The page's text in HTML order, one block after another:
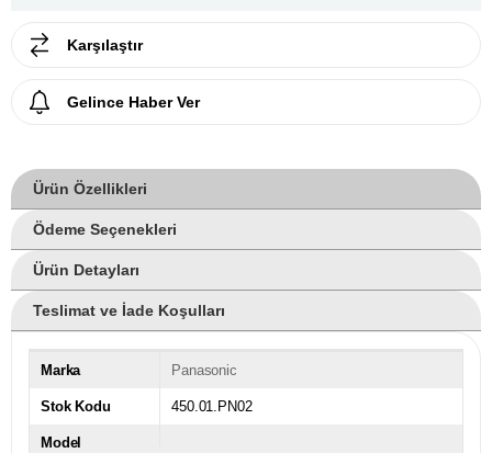
Karşılaştır
Gelince Haber Ver
Ürün Özellikleri
Ödeme Seçenekleri
Ürün Detayları
Teslimat ve İade Koşulları
Marka Panasonic
Stok Kodu 450.01.PN02
Model